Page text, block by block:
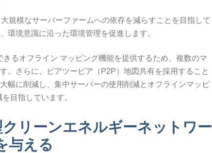
規模なサーバーファームへの依存を減らすことを目指して
環境意識に沿った環境管理を促進します。
るオフライン マッピング機能を提供するため、複数のマ
。さらに、ピアツーピア（P2P）地図共有を採用すること
幅に削減し、集中サーバーの使用削減とオフラインマッピ
目指しています。
リーンエネルギーネットワー
与える